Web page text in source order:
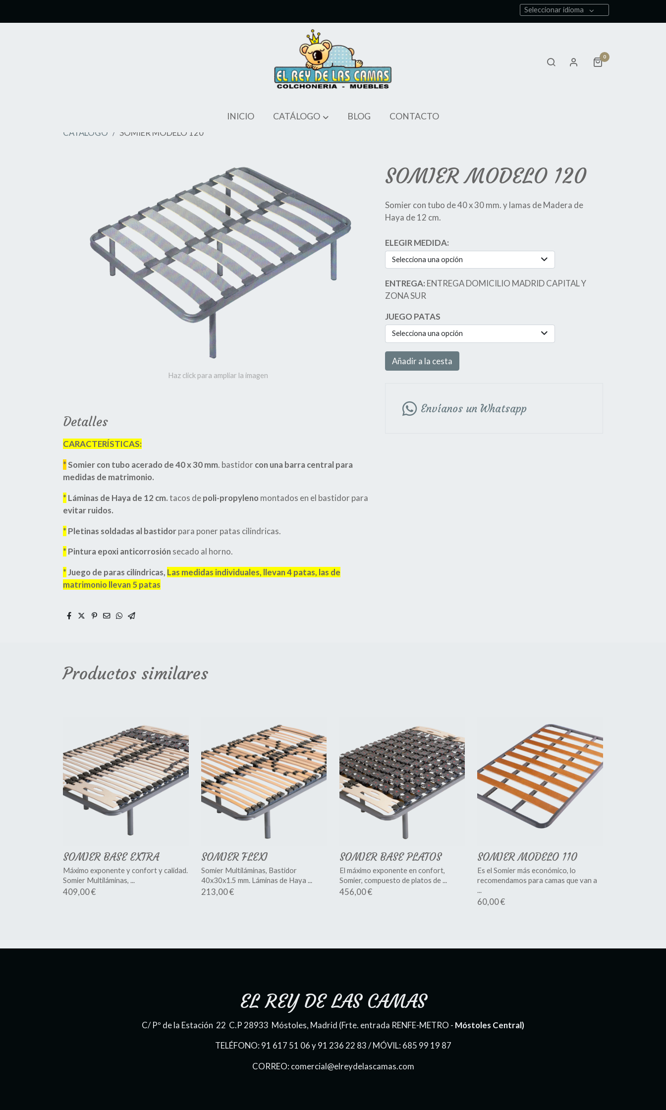
Seleccionar idioma
0
INICIO CATÁLOGO BLOG
CONTACTO
CATÁLOGO
SOMIER MODELO 120
Haz click para ampliar la imagen
Detalles
CARACTERÍSTICAS:
*Somier con tubo acerado de 40 x 30 mm. bastidor con una barra central para
medidas de matrimonio.
* Láminas de Haya de 12 cm.tacos depoli-propyleno montados en el bastidor para
evitar ruidos.
* Pletinas soldadas al bastidorpara poner patas cilindricas.
* Pintura epoxi anticorrosión secado al horno.
*Juego de paras cilíndricas, Las medidas individuales, llevan 4 patas, las de
matrimonio llevan 5 patas
SOMIER MODELO 120
Somier con tubo de 40 x 30 mm. y lamas de Madera de
Haya de 12 cm.
ELEGIR MEDIDA:
Selecciona una opción
ENTREGA: ENTREGA DOMICILIO MADRID CAPITAL Y
ZONA SUR
JUEGO PATAS
Selecciona una opción
Añadir a la cesta
Envíanos un Whatsapp
Productos similares
SOMIER BASE EXTRA
Máximo exponente y confort y calidad.
Somier Multiláminas, ...
409,00 €
SOMIER FLEXI
Somier Multiláminas, Bastidor
40x30x1.5 mm. Láminas de Haya ...
213,00 €
SOMIER BASE PLATOS
El máximo exponente en confort,
Somier, compuesto de platos de ...
456,00 €
SOMIER MODELO 110
Es el Somier más económico, lo
recomendamos para camas que van a
...
60,00 €
EL REY DE LAS CAMAS
C/ Pº de la Estación 22 C.P 28933 Móstoles, Madrid (Frte. entrada RENFE-METRO - Móstoles Central)
TELÉFONO: 91 617 51 06 y 91 236 22 83 / MÓVIL: 685 99 19 87
CORREO: comercial@elreydelascamas.com